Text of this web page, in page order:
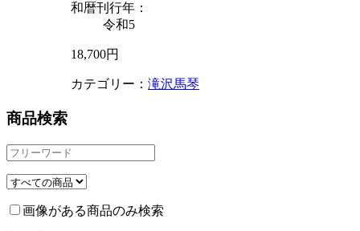
和暦刊行年：
令和5
18,700円
カテゴリー： 滝沢馬琴
商品検索
画像がある商品のみ検索